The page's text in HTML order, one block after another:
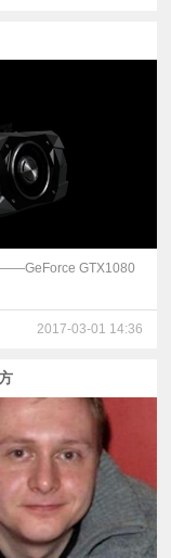
——GeForce GTX1080
2017-03-01 14:36